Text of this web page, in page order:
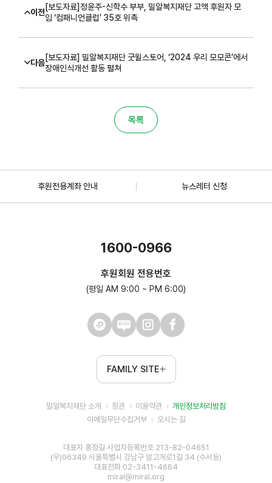
이전
[보도자료]정윤주-신학수 부부, 밀알복지재단 고액 후원자 모
임 ‘컴패니언클럽’ 35호 위촉
다음
[보도자료] 밀알복지재단 굿윌스토어, ‘2024 우리 모모콘’에서
장애인식개선 활동 펼쳐
목록
후원전용계좌 안내 뉴스레터 신청
1600-0966
후원회원 전용번호
(평일 AM 9:00 ~ PM 6:00)
FAMILY SITE
밀알복지재단 소개 정관 이용약관
개인정보처리방침
이메일무단수집거부
오시는 길
대표자 홍정길 사업자등록번호 213-82-04651
(우)06349 서울특별시 강남구 밤고개로1길 34 (수서동)
대표전화 02-3411-4664
miral@miral.org